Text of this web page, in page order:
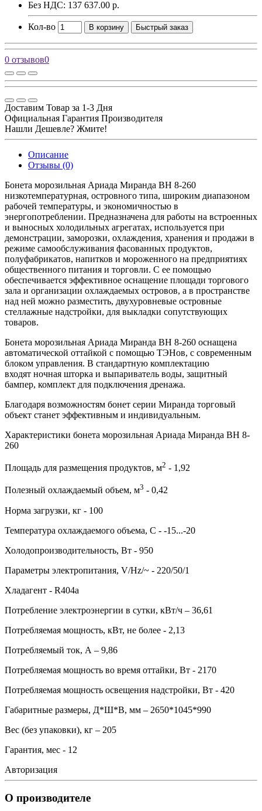
Без НДС: 137 637.00 р.
Кол-во В корзину Быстрый заказ
0 отзывов0
Доставим Товар за 1-3 Дня
Официальная Гарантия Производителя
Нашли Дешевле? Жмите!
Описание
Отзывы (0)
Бонета морозильная Ариада Миранда ВН 8-260
низкотемпературная, островного типа, широким диапазоном
рабочей температуры, и экономичностью в
энергопотреблении. Предназначена для работы на встроенных
и выносных холодильных агрегатах, используется при
демонстрации, заморозки, охлаждения, хранения и продажи в
режиме самообслуживания фасованных продуктов,
полуфабрикатов, напитков и мороженного на предприятиях
общественного питания и торговли. С ее помощью
обеспечивается эффективное оснащение площади торгового
зала и организации охлаждаемых островов, а в пространстве
над ней можно разместить, двухуровневые островные
стеллажные надстройки, для выкладки сопутствующих
товаров.
Бонета морозильная Ариада Миранда ВН 8-260 оснащена
автоматической оттайкой с помощью ТЭНов, с современным
блоком управления. В стандартную комплектацию
входят ночная шторка и выпариватель воды, защитный
бампер, комплект для подключения дренажа.
Благодаря возможностям бонет серии Миранда торговый
объект станет эффективным и индивидуальным.
Характеристики бонета морозильная Ариада Миранда ВН 8-
260
Площадь для размещения продуктов, м2 - 1,92
Полезный охлаждаемый объем, м3 - 0,42
Норма загрузки, кг - 100
Температура охлаждаемого объема, С - -15...-20
Холодопроизводительность, Вт - 950
Параметры электропитания, V/Hz/~ - 220/50/1
Хладагент - R404а
Потребление электроэнергии в сутки, кВт/ч – 36,61
Потребляемая мощность, кВт, не более - 2,13
Потребляемый ток, А – 9,86
Потребляемая мощность во время оттайки, Вт - 2170
Потребляемая мощность освещения надстройки, Вт - 420
Габаритные размеры, Д*Ш*В, мм – 2650*1045*990
Вес (без упаковки), кг – 205
Гарантия, мес - 12
Авторизация
О производителе